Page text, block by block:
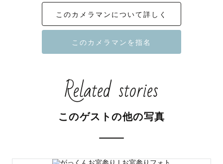
その思いは今も変わっていません。
今ある幸せ、今この瞬間を残しておける方法が、写真だと
思っています。
記憶として忘れても、写真を見るとその時の温かさを感じ
ることができる。。
大好きな人との思い出、赤ちゃんがお腹にいるたった10ヶ
このカメラマンについて詳しく
Related stories
このゲストの他の写真